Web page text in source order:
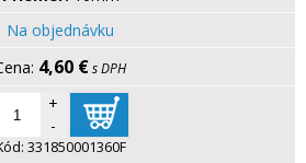
Na objednávku
4,60 €s DPH
+
-
331850001360F